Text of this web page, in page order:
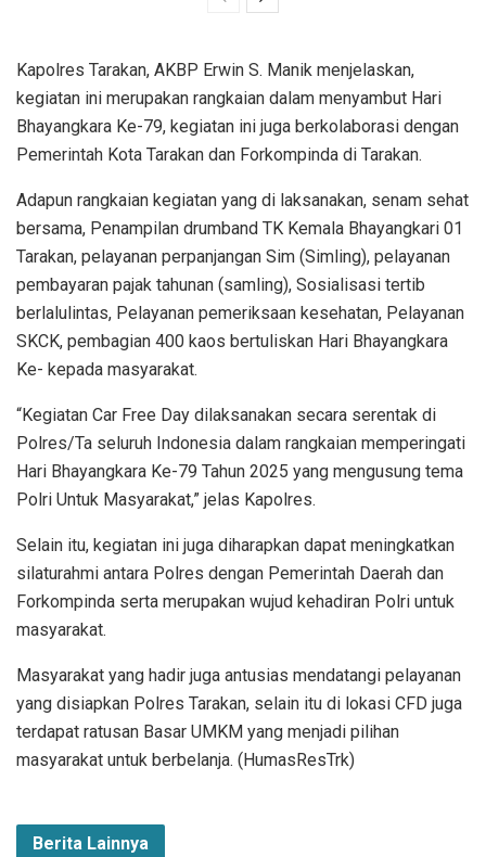
Kapolres Tarakan, AKBP Erwin S. Manik menjelaskan,
kegiatan ini merupakan rangkaian dalam menyambut Hari
Bhayangkara Ke-79, kegiatan ini juga berkolaborasi dengan
Pemerintah Kota Tarakan dan Forkompinda di Tarakan.
Adapun rangkaian kegiatan yang di laksanakan, senam sehat
bersama, Penampilan drumband TK Kemala Bhayangkari 01
Tarakan, pelayanan perpanjangan Sim (Simling), pelayanan
pembayaran pajak tahunan (samling), Sosialisasi tertib
berlalulintas, Pelayanan pemeriksaan kesehatan, Pelayanan
SKCK, pembagian 400 kaos bertuliskan Hari Bhayangkara
Ke- kepada masyarakat.
“Kegiatan Car Free Day dilaksanakan secara serentak di
Polres/Ta seluruh Indonesia dalam rangkaian memperingati
Hari Bhayangkara Ke-79 Tahun 2025 yang mengusung tema
Polri Untuk Masyarakat,” jelas Kapolres.
Selain itu, kegiatan ini juga diharapkan dapat meningkatkan
silaturahmi antara Polres dengan Pemerintah Daerah dan
Forkompinda serta merupakan wujud kehadiran Polri untuk
masyarakat.
Masyarakat yang hadir juga antusias mendatangi pelayanan
yang disiapkan Polres Tarakan, selain itu di lokasi CFD juga
terdapat ratusan Basar UMKM yang menjadi pilihan
masyarakat untuk berbelanja. (HumasResTrk)
Berita Lainnya